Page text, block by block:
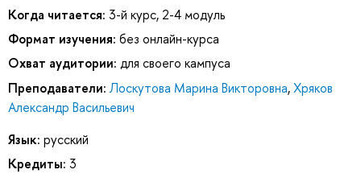
Когда читается: 3-й курс, 2-4 модуль
Формат изучения: без онлайн-курса
Охват аудитории: для своего кампуса
Преподаватели: Лоскутова Марина Викторовна,Хряков
Александр Васильевич
Язык: русский
Кредиты: 3